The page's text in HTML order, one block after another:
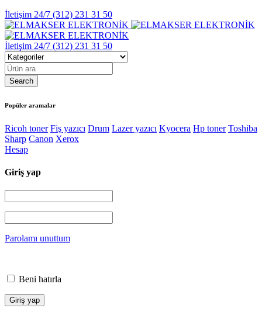
İletişim 24/7 (312) 231 31 50
İletişim 24/7 (312) 231 31 50
Popüler aramalar
Ricoh toner Fiş yazıcı Drum Lazer yazıcı Kyocera Hp toner Toshiba
Sharp Canon Xerox
Hesap
Giriş yap
Parolamı unuttum
Beni hatırla